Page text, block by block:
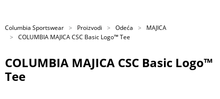
Columbia Sportswear Proizvodi Odeća
MAJICA
COLUMBIA MAJICA CSC Basic Logo™ Tee
COLUMBIA MAJICA CSC Basic Logo™
Tee